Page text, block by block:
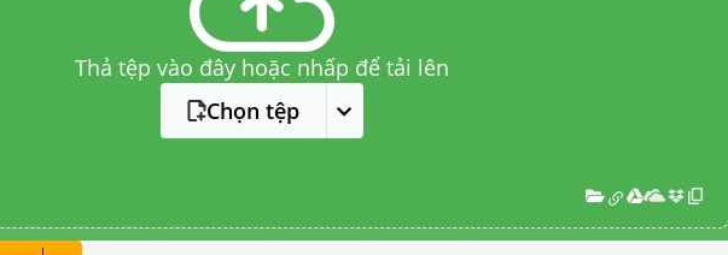
Thả tệp vào đây hoặc nhấp để tải lên
Chọn tệp